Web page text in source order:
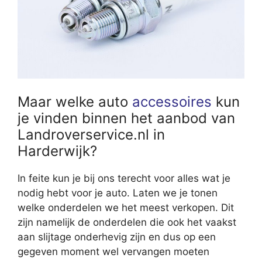
Maar welke auto accessoires kun
je vinden binnen het aanbod van
Landroverservice.nl in
Harderwijk?
In feite kun je bij ons terecht voor alles wat je
nodig hebt voor je auto. Laten we je tonen
welke onderdelen we het meest verkopen. Dit
zijn namelijk de onderdelen die ook het vaakst
aan slijtage onderhevig zijn en dus op een
gegeven moment wel vervangen moeten